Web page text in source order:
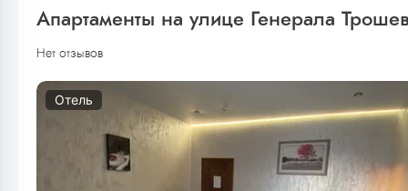
Апартаменты на улице Генерала
Нет отзывов
Отель